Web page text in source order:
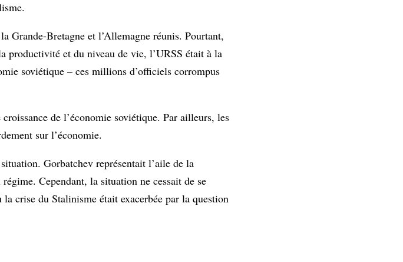
Grande-Bretagne et l’Allemagne réunis. Pourtant,
productivité et du niveau de vie, l’URSS était à la
soviétique – ces millions d’officiels corrompus
de l’économie soviétique. Par ailleurs, les
sur l’économie.
Gorbatchev représentait l’aile de la
Cependant, la situation ne cessait de se
crise du Stalinisme était exacerbée par la question